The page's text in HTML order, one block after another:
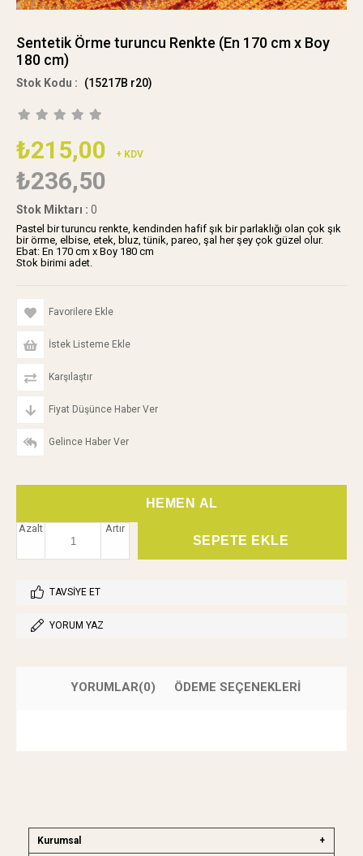
Sentetik Örme turuncu Renkte (En 170 cm x Boy
180 cm)
(15217B r20)
₺215,00 + KDV
₺236,50
Stok Miktarı : 0
Pastel bir turuncu renkte, kendinden hafif şık bir parlaklığı olan çok şık
bir örme, elbise, etek, bluz, tünik, pareo, şal her şey çok güzel olur.
Ebat: En 170 cm x Boy 180 cm
Stok birimi adet.
Favorilere Ekle
İstek Listeme Ekle
Karşılaştır
Fiyat Düşünce Haber Ver
Gelince Haber Ver
Artır
Azalt
TAVSIYE ET
YORUM YAZ
YORUMLAR(0) ÖDEME SEÇENEKLERI
Kurumsal